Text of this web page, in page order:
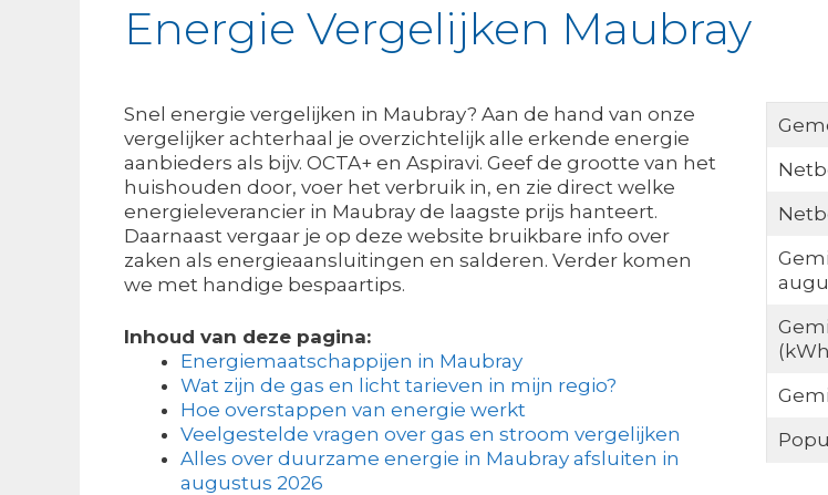
Energie Vergelijken Maubray
Snel energie vergelijken in Maubray? Aan de hand van onze
vergelijker achterhaal je overzichtelijk alle erkende energie
aanbieders als bijv. OCTA+ en Aspiravi. Geef de grootte van het
huishouden door, voer het verbruik in, en zie direct welke
energieleverancier in Maubray de laagste prijs hanteert.
Daarnaast vergaar je op deze website bruikbare info over
zaken als energieaansluitingen en salderen. Verder komen
we met handige bespaartips.
Inhoud van deze pagina:
Energiemaatschappijen in Maubray
Wat zijn de gas en licht tarieven in mijn regio?
Hoe overstappen van energie werkt
Veelgestelde vragen over gas en stroom vergelijken
Alles over duurzame energie in Maubray afsluiten in
augustus 2026